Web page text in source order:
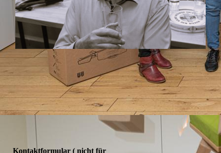
Kontaktformular ( nicht für